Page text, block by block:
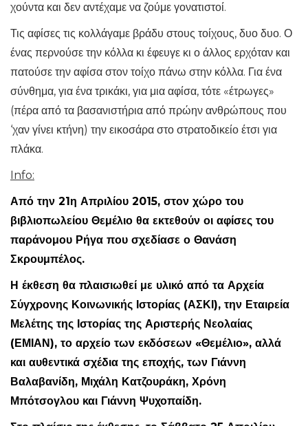
χούντα και δεν αντέχαμε να ζούμε γονατιστοί.
Τις αφίσες τις κολλάγαμε βράδυ στους τοίχους, δυο δυο. Ο
ένας περνούσε την κόλλα κι έφευγε κι ο άλλος ερχόταν και
πατούσε την αφίσα στον τοίχο πάνω στην κόλλα. Για ένα
σύνθημα, για ένα τρικάκι, για μια αφίσα, τότε «έτρωγες»
(πέρα από τα βασανιστήρια από πρώην ανθρώπους που
‘χαν γίνει κτήνη) την εικοσάρα στο στρατοδικείο έτσι για
πλάκα.
Info:
Από την 21η Απριλίου 2015, στον χώρο του
βιβλιοπωλείου Θεμέλιο θα εκτεθούν οι αφίσες του
παράνομου Ρήγα που σχεδίασε ο Θανάση
Σκρουμπέλος.
Η έκθεση θα πλαισιωθεί με υλικό από τα Αρχεία
Σύγχρονης Κοινωνικής Ιστορίας (ΑΣΚΙ), την Εταιρεία
Μελέτης της Ιστορίας της Αριστερής Νεολαίας
(ΕΜΙΑΝ), το αρχείο των εκδόσεων «Θεμέλιο», αλλά
και αυθεντικά σχέδια της εποχής, των Γιάννη
Βαλαβανίδη, Μιχάλη Κατζουράκη, Χρόνη
Μπότσογλου και Γιάννη Ψυχοπαίδη.